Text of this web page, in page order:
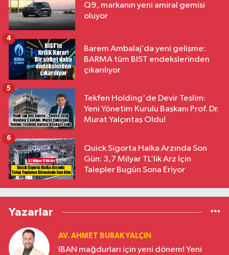
Q9, markanın yeni amiral gemisi
oluyor
Barem Ambalaj’da yeni gelişme:
BARMA tüm BIST endekslerinden
çıkarılıyor
4
Tekfen Holding'de Devir Teslim:
Yeni Yönetim Kurulu Başkanı Prof. Dr.
Murat Yalçıntaş Oldu!
5
Quick Sigorta Halka Arzında Son
Gün: 3,7 Milyar TL’lik Arz İçin
Talepler Bugün Sona Eriyor
6
Yazarlar
AV. AHMET BURAK YALÇIN
IBAN mağdurları için yeni dönem! Yeni